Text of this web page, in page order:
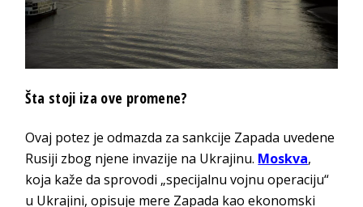
Šta stoji iza ove promene?
Ovaj potez je odmazda za sankcije Zapada uvedene
Rusiji zbog njene invazije na Ukrajinu. Moskva,
koja kaže da sprovodi „specijalnu vojnu operaciju“
u Ukrajini, opisuje mere Zapada kao ekonomski